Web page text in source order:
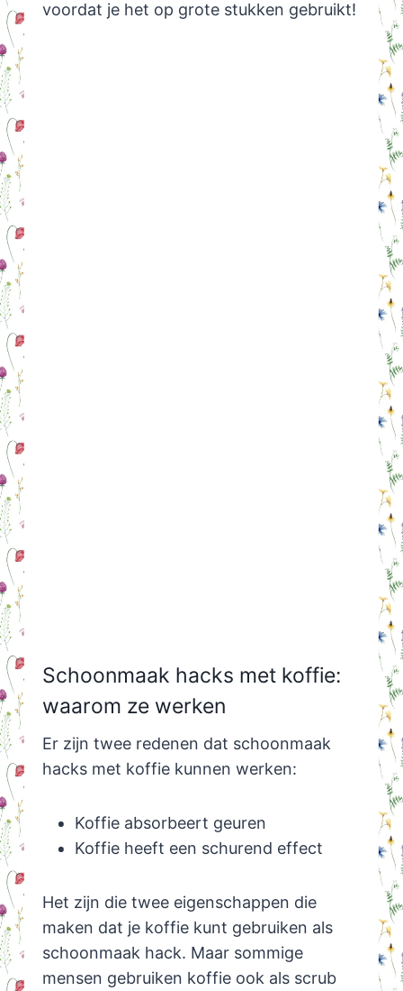
voordat je het op grote stukken gebruikt!
Schoonmaak hacks met koffie:
waarom ze werken
Er zijn twee redenen dat schoonmaak
hacks met koffie kunnen werken:
Koffie absorbeert geuren
Koffie heeft een schurend effect
Het zijn die twee eigenschappen die
maken dat je koffie kunt gebruiken als
schoonmaak hack. Maar sommige
mensen gebruiken koffie ook als scrub